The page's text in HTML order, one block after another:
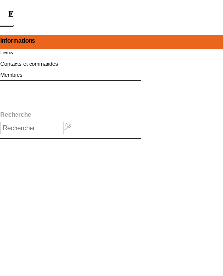
Informations
Liens
Contacts et commandes
Membres
Recherche